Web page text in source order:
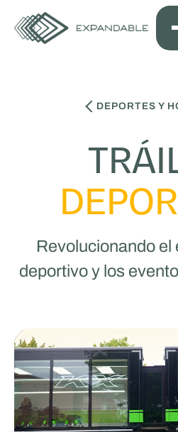
DEPORTES Y
Revolucionando
deportivo y los